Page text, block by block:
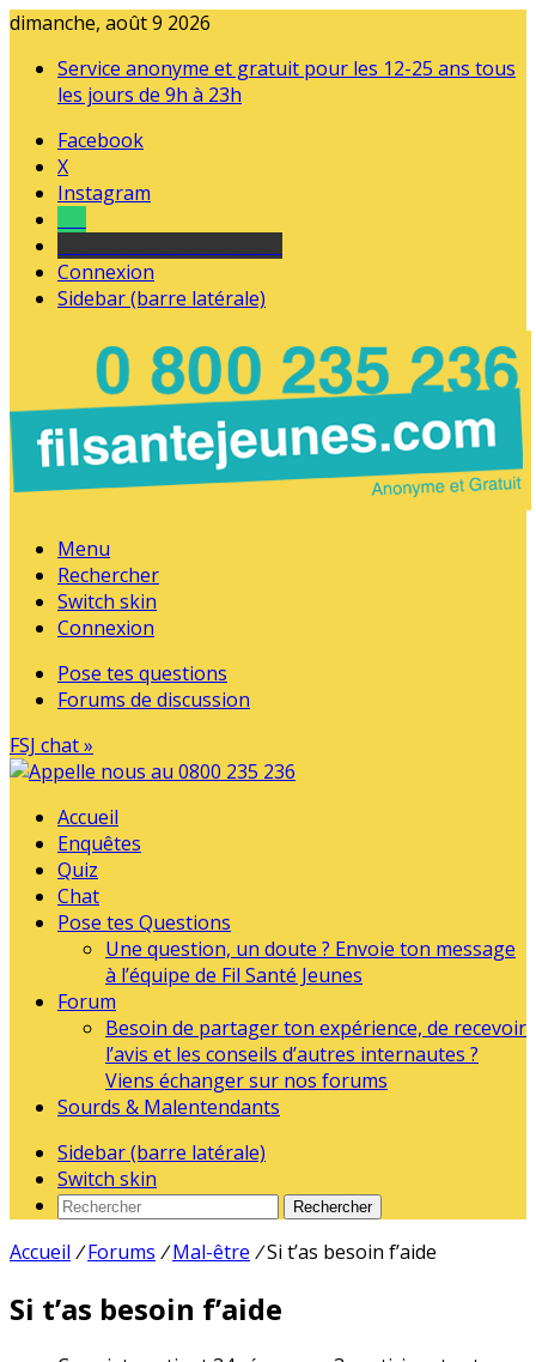
dimanche, août 9 2026
Service anonyme et gratuit pour les 12-25 ans tous
les jours de 9h à 23h
Facebook
X
Instagram
Connexion
Sidebar (barre latérale)
Menu
Rechercher
Switch skin
Connexion
Pose tes questions
Forums de discussion
FSJ chat »
Accueil
Enquêtes
Quiz
Chat
Pose tes Questions
Une question, un doute ? Envoie ton message
à l’équipe de Fil Santé Jeunes
Forum
Besoin de partager ton expérience, de recevoir
l’avis et les conseils d’autres internautes ?
Viens échanger sur nos forums
Sourds & Malentendants
Sidebar (barre latérale)
Switch skin
Rechercher
Accueil / Forums / Mal-être /Si t’as besoin f’aide
Si t’as besoin f’aide